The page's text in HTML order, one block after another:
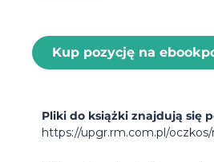
Kup pozycję na
Pliki do książki znajdują się
https://upgr.rm.com.pl/